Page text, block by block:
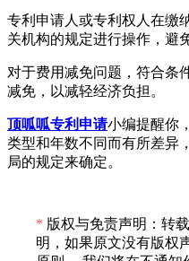
专利申请人或专利权人在缴
关机构的规定进行操作，避
对于费用减免问题，符合条
减免，以减轻经济负担。
顶呱呱专利申请小编提醒你
类型和年数不同而有所差异
局的规定来确定。
* 版权与免责声明：转
明，如果原文没有版权